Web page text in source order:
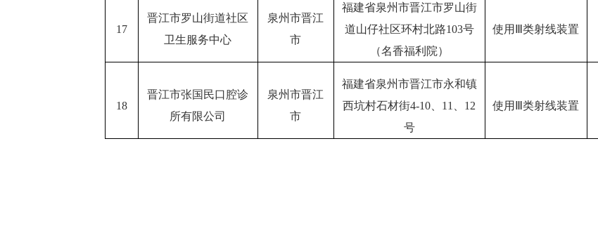
17
晋江市罗山街道社区
卫生服务中心
泉州市晋江
市
福建省泉州市晋江市罗山街
道山仔社区环村北路103号
（名香福利院）
使用Ⅲ类射线装置
18
晋江市张国民口腔诊
所有限公司
泉州市晋江
市
福建省泉州市晋江市永和镇
西坑村石材街4-10、11、12
号
使用Ⅲ类射线装置